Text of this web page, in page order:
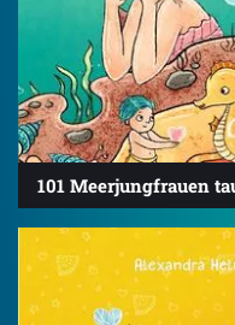
101 Meerjungfrauen